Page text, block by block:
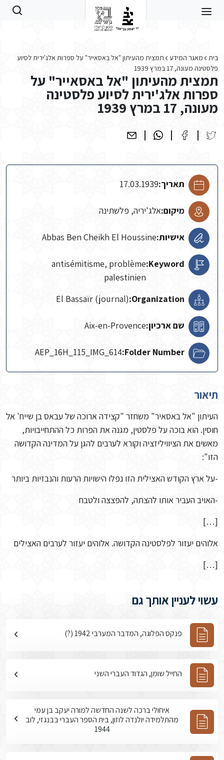
בית מאגר המידע
תמצית מהעיתון "אל באסאייר" על ספרות אלג'ירית לסיוע
פלסטינה מעונה, 17 במרץ 1939
תמצית מהעיתון "אל באסאייר" על
ספרות אלג'ירית לסיוע פלסטינה
מעונה, 17 במרץ 1939
תאריך:17.03.1939
מיקום:אלג'יריה, פלשתינה
אישיות:Abbas Ben Cheikh El Houssine
Keyword:
antisémitisme, problème
palestinien
Organization:
El Bassaïr (journal)
שם ארכיון:Aix-en-Provence
Folder Number:
AEP_16H_115_IMG_614
תיאור
העיתון "אל באסאיר" משחזר "קצידה ארוכה של עבאס בן שייח' אל
חוסין. הוא בוכה על פלסטין, מגנה את הפרות כל ההתחייבויות,
מאשים את הציוויליזציה וקורא לערבים להגן על המדינה הקדושה
הזו":
-על ארץ הקודש האצילית הזו נפלו הישויות הרעות והנבזיות ביותר
-האויב העביר אותו להצתה, להפצצה ולטבח
[…]
אלוהים יעזור לפלסטינה הקדושה. אלוהים יעזור לערבים האצילים
[…]
עשוי לעניין אותך גם
פנקס הפלוגה, המדבר המערבי 1942 (?)
החייל שומן, הגדוד העברי השני
איחולי ברכה לשנה החדשה למורה יעקב בן עמי
מהתלמידה יולנדה לוזון, בית הספר העברי בבנגזי, לוב
1944